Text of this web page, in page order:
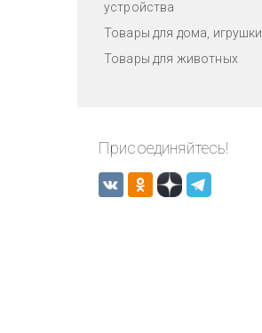
устройства
Товары для дома, игрушки
Товары для животных
Присоединяйтесь!